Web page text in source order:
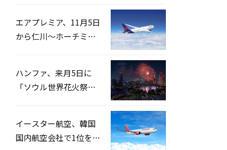
エアプレミア、11月5日
から仁川〜ホーチミン
ハンファ、来月5日に
「ソウル世界花火祭り
イースター航空、韓国
国内航空会社で1位を記